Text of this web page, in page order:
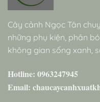
Cây cảnh Ngọc Tân
những phụ kiện, phân
không gian sống xanh,
Hotline: 0963247945
Email: